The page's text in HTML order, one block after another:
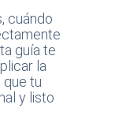
cuándo
guía te
la
tu
y listo